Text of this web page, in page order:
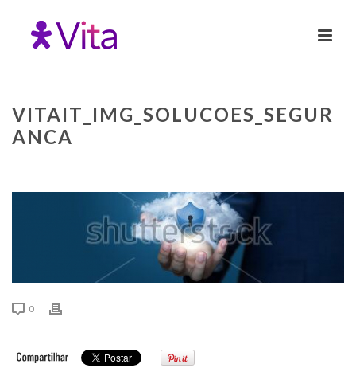
VITAIT_IMG_SOLUCOES_SEGUR
ANCA
0